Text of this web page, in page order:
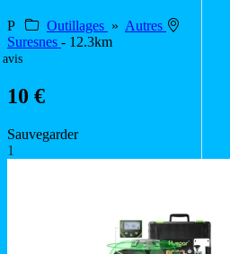
P Outillages » Autres
Suresnes - 12.3km
avis
10 €
Sauvegarder
1